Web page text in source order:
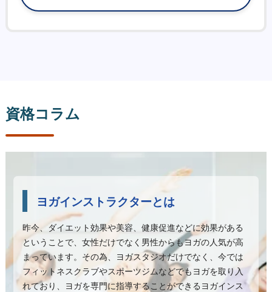
資格コラム
ヨガインストラクターとは
昨今、ダイエット効果や美容、健康促進などに効果がある
ということで、女性だけでなく男性からもヨガの人気が高
まっています。その為、ヨガスタジオだけでなく、今では
フィットネスクラブやスポーツジムなどでもヨガを取り入
れており、ヨガを専門に指導することができるヨガインス